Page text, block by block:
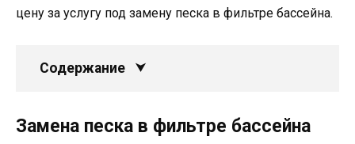
цену за услугу под замену песка в фильтре бассейна.
Содержание
Замена песка в фильтре бассейна